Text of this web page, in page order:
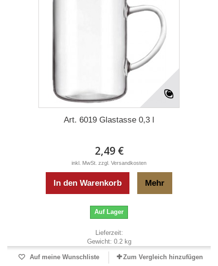
Art. 6019 Glastasse 0,3 l
2,49 €
inkl. MwSt. zzgl. Versandkosten
In den Warenkorb Mehr
Auf Lager
Lieferzeit:
Gewicht: 0.2kg
Auf meine Wunschliste Zum Vergleich hinzufügen